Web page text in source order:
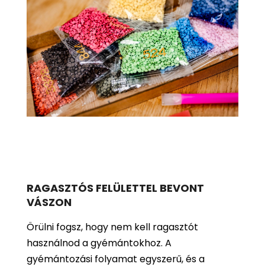
RAGASZTÓS FELÜLETTEL BEVONT
VÁSZON
Örülni fogsz, hogy nem kell ragasztót
használnod a gyémántokhoz. A
gyémántozási folyamat egyszerű, és a